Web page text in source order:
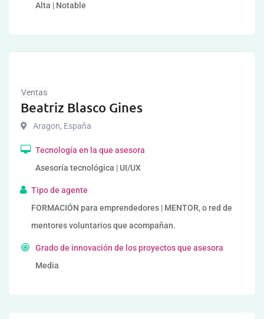
Alta | Notable
Ventas
Beatriz Blasco Gines
Aragon, España
Tecnología en la que asesora
Asesoría tecnológica | UI/UX
Tipo de agente
FORMACIÓN para emprendedores | MENTOR, o red de
mentores voluntarios que acompañan.
Grado de innovación de los proyectos que asesora
Media